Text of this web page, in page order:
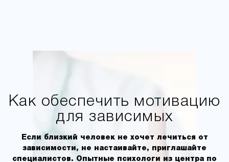
Как обеспечить мотивацию
для зависимых
Если близкий человек не хочет лечиться от
зависимости, не настаивайте, приглашайте
специалистов. Опытные психологи из центра по